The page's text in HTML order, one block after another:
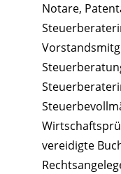
Notare,
vereidigte